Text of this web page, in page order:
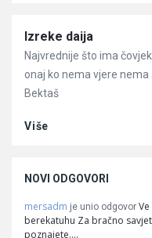
Članci
Izreke daija
Najvrednije što ima
onaj ko nema vjere nema
Bektaš
Više
NOVI ODGOVORI
mersadm je unio odgovor
berekatuhu Za bračno
poznajete.…